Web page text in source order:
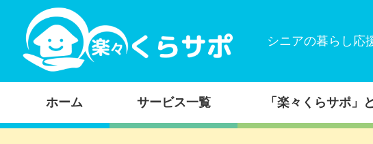
シニアの暮らし応
コンテンツに移動
ホーム サービス一覧 「楽々くらサポ」